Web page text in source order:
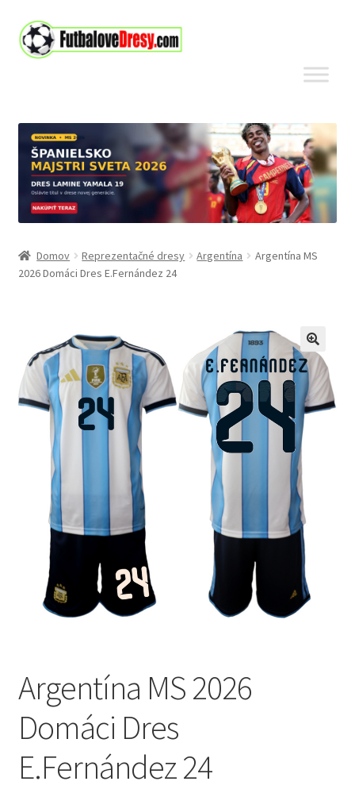
Preskočiť
na
Preskočiť
na
Domov Reprezentačné dresy Argentína
Argentína MS
2026 Domáci Dres E.Fernández 24
🔍
Argentína MS 2026
Domáci Dres
E.Fernández 24